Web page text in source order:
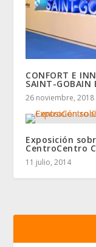
CONFORT E
SAINT-GOBAIN
26 noviembre, 2018
Exposición
CentroCentro
11 julio, 2014